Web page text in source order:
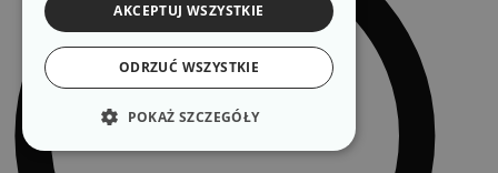
AKCEPTUJ WSZYSTKIE
ODRZUĆ WSZYSTKIE
POKAŻ SZCZEGÓŁY